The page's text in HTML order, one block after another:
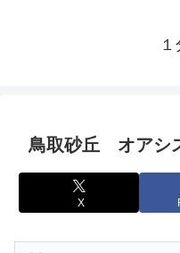
鳥取砂丘 オアシ
X